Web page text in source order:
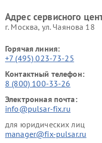
Адрес сервисного
г. Москва, ул. Чаянова 18
Горячая линия:
+7 (495) 023-73-25
Контактный телефон:
8 (800) 100-33-26
Электронная почта:
info@pulsar-fix.ru
для юридических лиц
manager@fix-pulsar.ru